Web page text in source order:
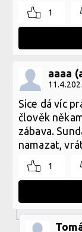
1
aaaa
Sice dá víc
člověk
zábava.
namazat,
1